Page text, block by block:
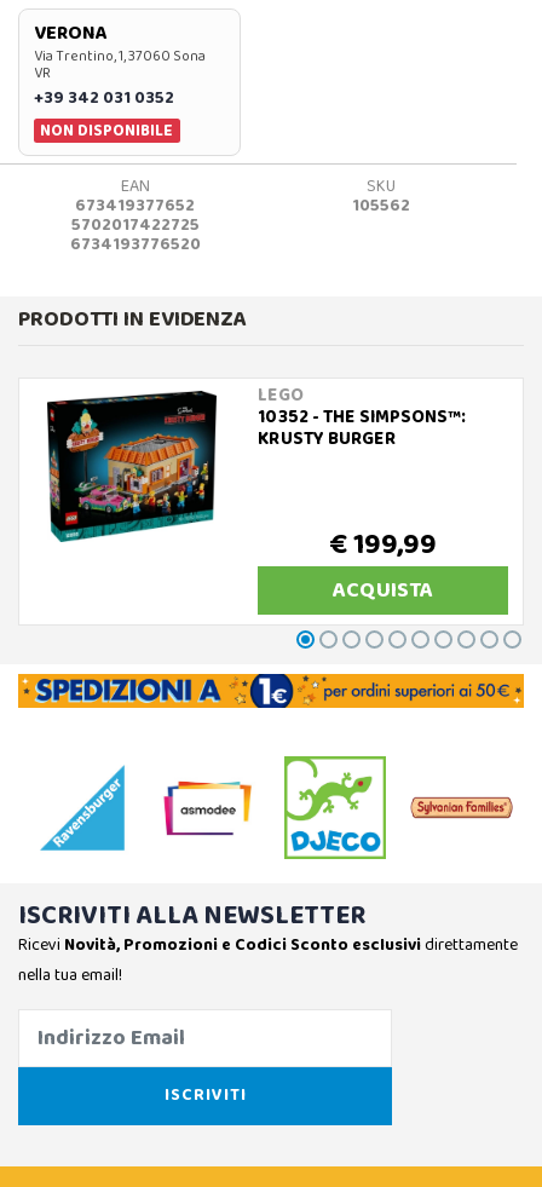
VERONA
Via Trentino, 1, 37060 Sona
VR
+39 342 031 0352
NON DISPONIBILE
EAN
673419377652
5702017422725
6734193776520
SKU
105562
PRODOTTI IN EVIDENZA
LEGO
10352 - THE SIMPSONS™:
KRUSTY BURGER
€ 199,99
ACQUISTA
ISCRIVITI ALLA NEWSLETTER
Ricevi Novità, Promozioni e Codici Sconto esclusividirettamente
nella tua email!